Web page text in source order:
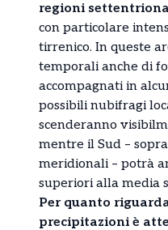
regioni
con particolare
tirrenico. In queste
temporali anche di
accompagnati in
possibili nubifragi
scenderanno
mentre il Sud –
meridionali – potrà
superiori alla media
Per quanto
precipitazioni è